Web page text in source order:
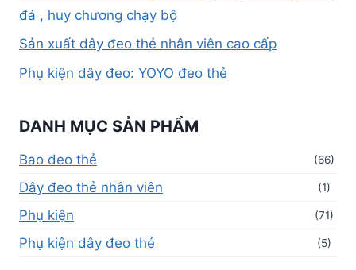
đá , huy chương chạy bộ
Sản xuất dây đeo thẻ nhân viên cao cấp
Phụ kiện dây đeo: YOYO đeo thẻ
DANH MỤC SẢN PHẨM
Bao đeo thẻ (66)
Dây đeo thẻ nhân viên (1)
Phụ kiện (71)
Phụ kiện dây đeo thẻ (5)